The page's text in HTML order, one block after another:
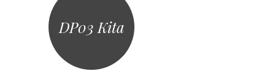
DP03 Kita